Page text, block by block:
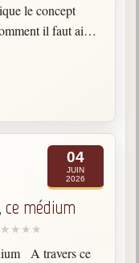
le concept
il faut aimer
façon
04
JUIN
2026
ce médium
A travers ce